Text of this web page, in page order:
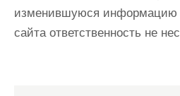
изменившуюся информацию
сайта ответственность не